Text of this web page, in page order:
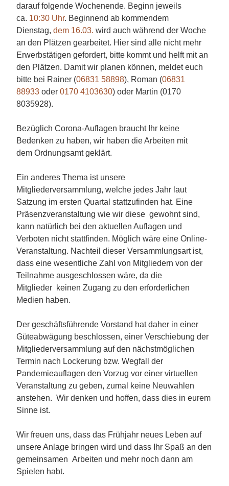
darauf folgende Wochenende. Beginn jeweils
ca. 10:30 Uhr. Beginnend ab kommendem
Dienstag, dem 16.03. wird auch während der Woche
an den Plätzen gearbeitet. Hier sind alle nicht mehr
Erwerbstätigen gefordert, bitte kommt und helft mit an
den Plätzen. Damit wir planen können, meldet euch
bitte bei Rainer (06831 58898), Roman (06831
88933 oder 0170 4103630) oder Martin (0170
8035928).
Bezüglich Corona-Auflagen braucht Ihr keine
Bedenken zu haben, wir haben die Arbeiten mit
dem Ordnungsamt geklärt.
Ein anderes Thema ist unsere
Mitgliederversammlung, welche jedes Jahr laut
Satzung im ersten Quartal stattzufinden hat. Eine
Präsenzveranstaltung wie wir diese gewohnt sind,
kann natürlich bei den aktuellen Auflagen und
Verboten nicht stattfinden. Möglich wäre eine Online-
Veranstaltung. Nachteil dieser Versammlungsart ist,
dass eine wesentliche Zahl von Mitgliedern von der
Teilnahme ausgeschlossen wäre, da die
Mitglieder keinen Zugang zu den erforderlichen
Medien haben.
Der geschäftsführende Vorstand hat daher in einer
Güteabwägung beschlossen, einer Verschiebung der
Mitgliederversammlung auf den nächstmöglichen
Termin nach Lockerung bzw. Wegfall der
Pandemieauflagen den Vorzug vor einer virtuellen
Veranstaltung zu geben, zumal keine Neuwahlen
anstehen. Wir denken und hoffen, dass dies in eurem
Sinne ist.
Wir freuen uns, dass das Frühjahr neues Leben auf
unsere Anlage bringen wird und dass Ihr Spaß an den
gemeinsamen Arbeiten und mehr noch dann am
Spielen habt.